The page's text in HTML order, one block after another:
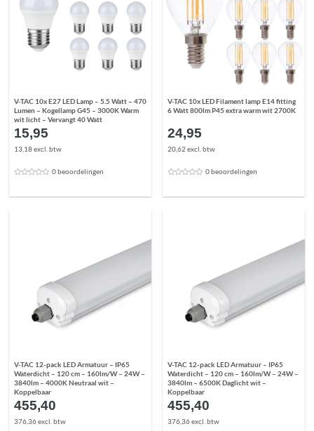
V-TAC 10x E27 LED Lamp – 5.5 Watt – 470
Lumen – Kogellamp G45 – 3000K Warm
wit licht – Vervangt 40 Watt
15,95
13,18 excl. btw
0 beoordelingen
V-TAC 10x LED Filament lamp E14 fitting
6 Watt 800lm P45 extra warm wit 2700K
24,95
20,62 excl. btw
0 beoordelingen
V-TAC 12-pack LED Armatuur – IP65
Waterdicht – 120 cm – 160lm/W – 24W –
3840lm – 4000K Neutraal wit –
Koppelbaar
455,40
376,36 excl. btw
V-TAC 12-pack LED Armatuur – IP65
Waterdicht – 120 cm – 160lm/W – 24W –
3840lm – 6500K Daglicht wit –
Koppelbaar
455,40
376,36 excl. btw